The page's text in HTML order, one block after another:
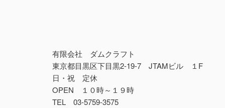
有限会社 ダムクラフト
東京都目黒区下目黒2-19-7 JTAMビル １F
日・祝 定休
OPEN １０時～１９時
TEL 03-5759-3575